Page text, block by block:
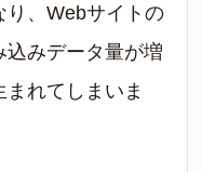
り、Webサイトの
みデータ量が増
れてしまいま